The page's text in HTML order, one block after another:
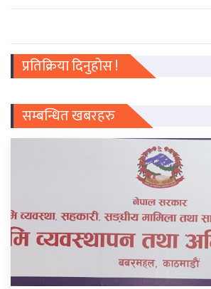
प्रतिक्रिया दिनुहोस !
सम्बन्धित खबरहरु